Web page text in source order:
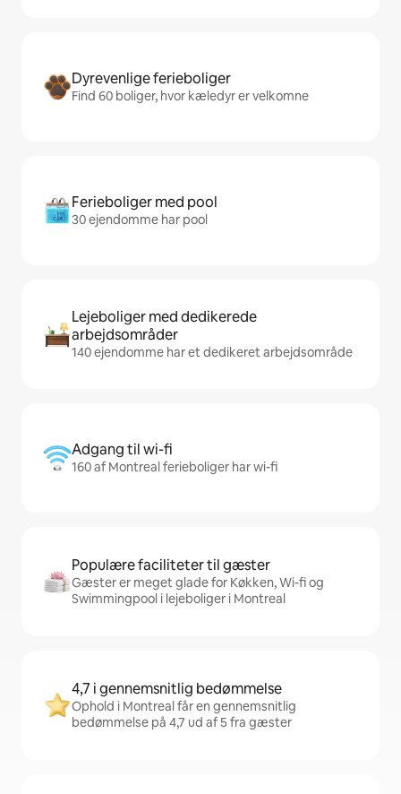
Dyrevenlige ferieboliger
Find 60 boliger, hvor kæledyr er velkomne
Ferieboliger med pool
30 ejendomme har pool
Lejeboliger med dedikerede
arbejdsområder
140 ejendomme har et dedikeret arbejdsområde
Adgang til wi-fi
160 af Montreal ferieboliger har wi-fi
Populære faciliteter til gæster
Gæster er meget glade for Køkken, Wi-fi og
Swimmingpool i lejeboliger i Montreal
4,7 i gennemsnitlig bedømmelse
Ophold i Montreal får en gennemsnitlig
bedømmelse på 4,7 ud af 5 fra gæster